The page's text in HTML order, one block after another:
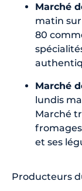
Marché
matin sur
80
Marché
lundis
Marché
et ses
Producteurs